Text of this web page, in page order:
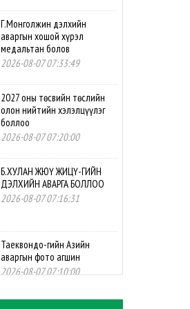
Г.Монголжин дэлхийн
аваргын хошой хүрэл
медальтан болов
2026-08-07 07:33:49
2027 оны төсвийн төслийн
олон нийтийн хэлэлцүүлэг
боллоо
2026-08-07 07:20:00
Б.ХУЛАН ЖЮҮ ЖИЦҮ-ГИЙН
ДЭЛХИЙН АВАРГА БОЛЛОО
2026-08-07 07:16:31
Таеквондо-гийн Азийн
аваргын фото агшин
2026-08-07 07:10:00